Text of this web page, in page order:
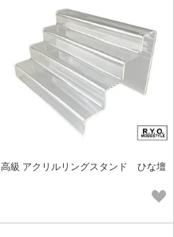
高級 アクリルリングスタンド ひな壇